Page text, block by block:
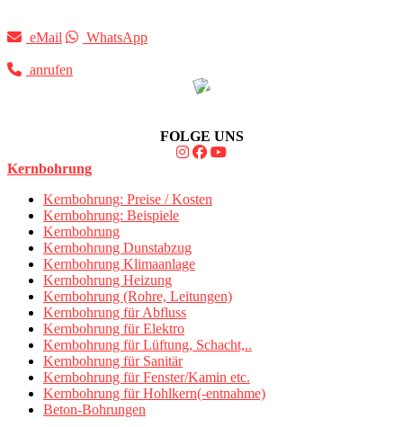
eMail WhatsApp
anrufen
FOLGE UNS
Kernbohrung
Kernbohrung: Preise / Kosten
Kernbohrung: Beispiele
Kernbohrung
Kernbohrung Dunstabzug
Kernbohrung Klimaanlage
Kernbohrung Heizung
Kernbohrung (Rohre, Leitungen)
Kernbohrung für Abfluss
Kernbohrung für Elektro
Kernbohrung für Lüftung, Schacht,..
Kernbohrung für Sanitär
Kernbohrung für Fenster/Kamin etc.
Kernbohrung für Hohlkern(-entnahme)
Beton-Bohrungen